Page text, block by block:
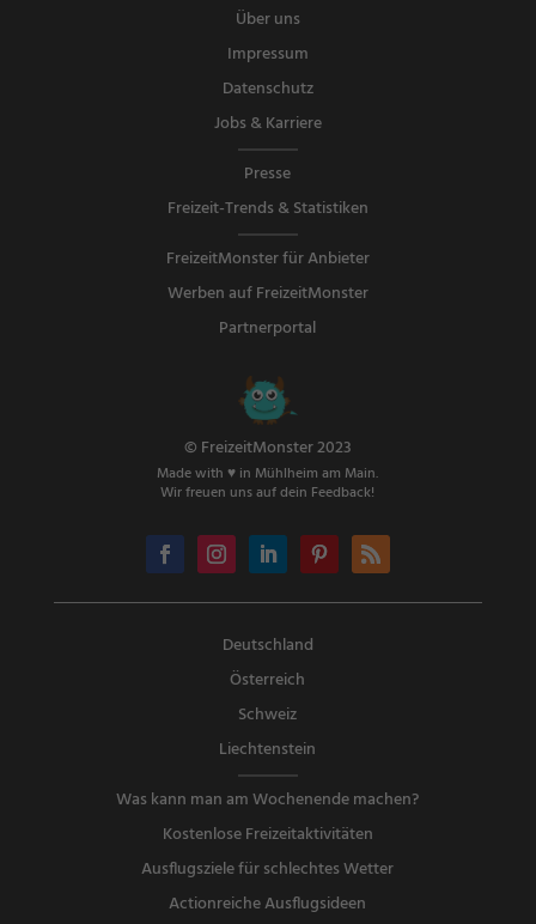
Über uns
Impressum
Datenschutz
Jobs & Karriere
Presse
Freizeit-Trends & Statistiken
FreizeitMonster für Anbieter
Werben auf FreizeitMonster
Partnerportal
© FreizeitMonster 2023
Made with ♥ in Mühlheim am Main.
Wir freuen uns auf dein Feedback!
Deutschland
Österreich
Schweiz
Liechtenstein
Was kann man am Wochenende machen?
Kostenlose Freizeitaktivitäten
Ausflugsziele für schlechtes Wetter
Actionreiche Ausflugsideen